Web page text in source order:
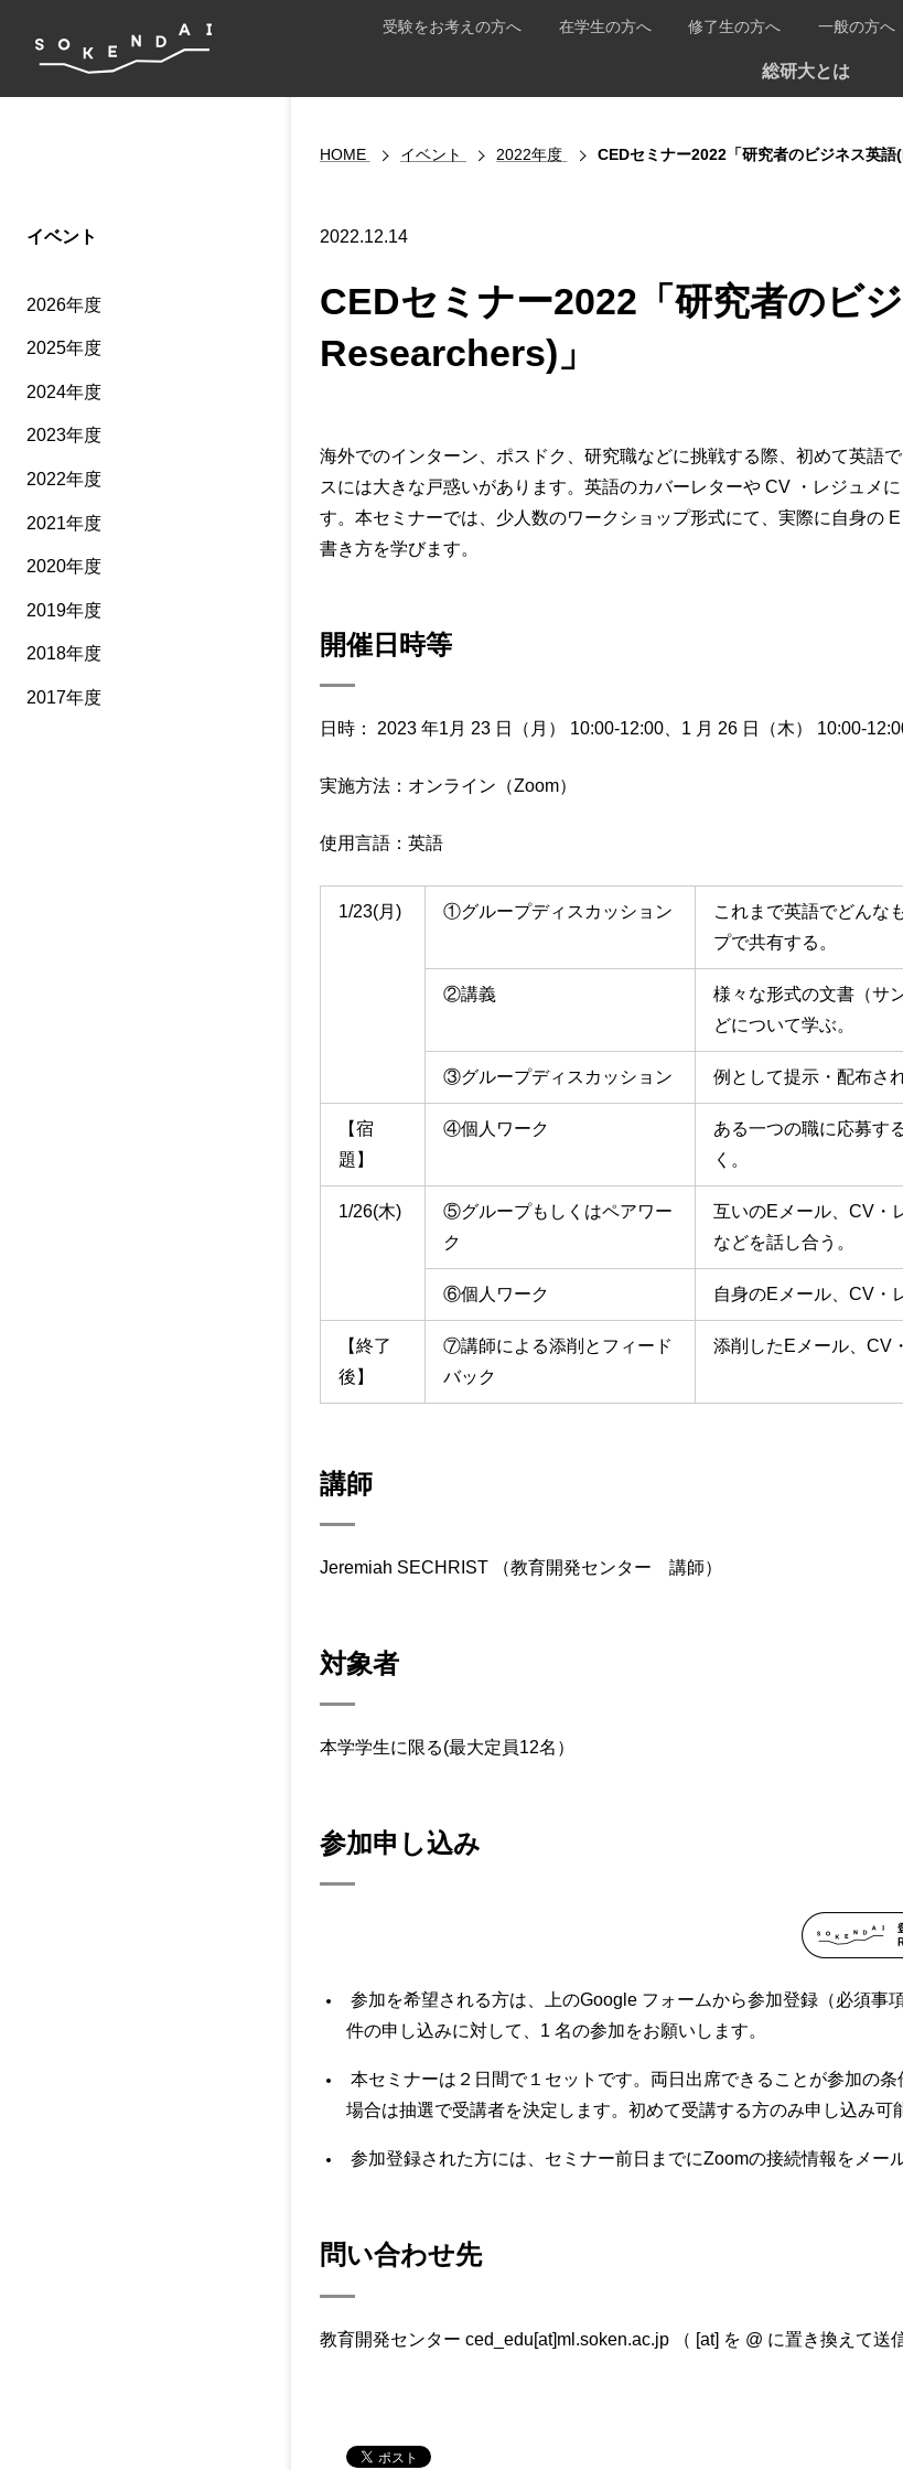
総研大とは
受験をお考えの方へ 在学生の方へ 修了生の方へ 一般の方へ
HOME イベント 2022年度 CEDセミナー2022「研究者のビジネス英
2022.12.14
CEDセミナー2022「研究者のビ
Researchers)」
海外でのインターン、ポスドク、研究職などに挑戦する際、初めて英語
スには大きな戸惑いがあります。英語のカバーレターや CV ・レジュメ
す。本セミナーでは、少人数のワークショップ形式にて、実際に自身の
書き方を学びます。
開催日時等
日時： 2023 年1月 23 日（月） 10:00-12:00、1 月 26 日（木） 10:00-
実施方法：オンライン（Zoom）
使用言語：英語
1/23(月) ①グループディスカッション
これまで英語でどんな
プで共有する。
②講義
様々な形式の文書（サ
どについて学ぶ。
③グループディスカッション 例として提示・配布さ
【宿
題】
④個人ワーク
ある一つの職に応募す
く。
1/26(木)
⑤グループもしくはペアワー
ク
互いのEメール、CV・
などを話し合う。
⑥個人ワーク 自身のEメール、CV・
【終了
後】
⑦講師による添削とフィード
バック
添削したEメール、CV
講師
Jeremiah SECHRIST （教育開発センター 講師）
対象者
本学学生に限る(最大定員12名）
参加申し込み
参加を希望される方は、上のGoogle フォームから参加登録（必須
件の申し込みに対して、1 名の参加をお願いします。
本セミナーは２日間で１セットです。両日出席できることが参加の
場合は抽選で受講者を決定します。初めて受講する方のみ申し込み可
参加登録された方には、セミナー前日までにZoomの接続情報をメー
問い合わせ先
教育開発センター ced_edu[at]ml.soken.ac.jp （ [at] を @ に置き換えて送
イベント
2026年度
2025年度
2024年度
2023年度
2022年度
2021年度
2020年度
2019年度
2018年度
2017年度